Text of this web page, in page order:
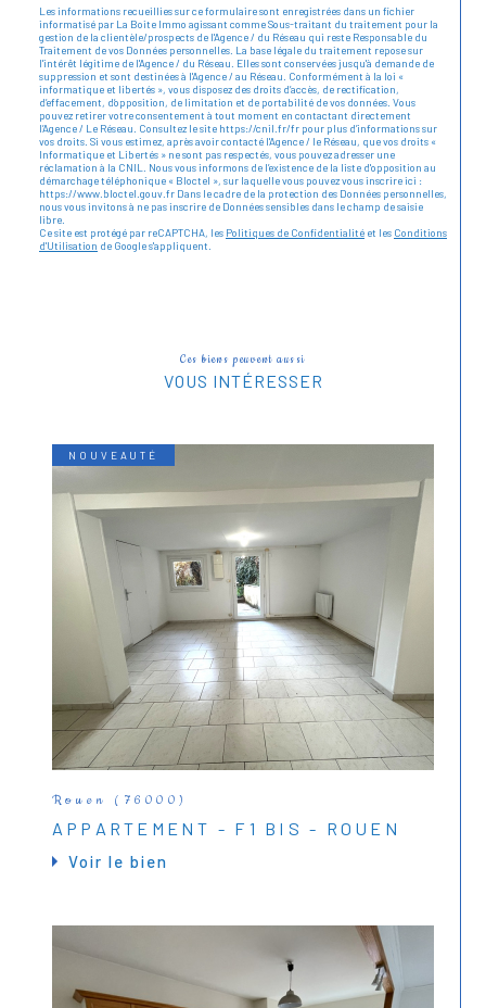
Les informations recueillies sur ce formulaire sont enregistrées dans un fichier
informatisé par La Boite Immo agissant comme Sous-traitant du traitement pour la
gestion de la clientèle/prospects de l'Agence / du Réseau qui reste Responsable du
Traitement de vos Données personnelles. La base légale du traitement repose sur
l'intérêt légitime de l'Agence / du Réseau. Elles sont conservées jusqu'à demande de
suppression et sont destinées à l'Agence / au Réseau. Conformément à la loi «
informatique et libertés », vous disposez des droits d’accès, de rectification,
d’effacement, d’opposition, de limitation et de portabilité de vos données. Vous
pouvez retirer votre consentement à tout moment en contactant directement
l’Agence / Le Réseau. Consultez le site https://cnil.fr/fr pour plus d’informations sur
vos droits. Si vous estimez, après avoir contacté l'Agence / le Réseau, que vos droits «
Informatique et Libertés » ne sont pas respectés, vous pouvez adresser une
réclamation à la CNIL. Nous vous informons de l’existence de la liste d'opposition au
démarchage téléphonique « Bloctel », sur laquelle vous pouvez vous inscrire ici :
https://www.bloctel.gouv.fr Dans le cadre de la protection des Données personnelles,
nous vous invitons à ne pas inscrire de Données sensibles dans le champ de saisie
libre.
Ce site est protégé par reCAPTCHA, les Politiques de Confidentialité et les Conditions
d'Utilisation de Google s'appliquent.
Ces biens peuvent aussi
VOUS INTÉRESSER
NOUVEAUTÉ
Rouen (76000)
APPARTEMENT - F1 BIS - ROUEN
Voir le bien